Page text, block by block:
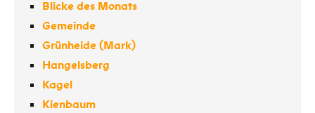
Blicke des Monats
Gemeinde
Grünheide (Mark)
Hangelsberg
Kagel
Kienbaum